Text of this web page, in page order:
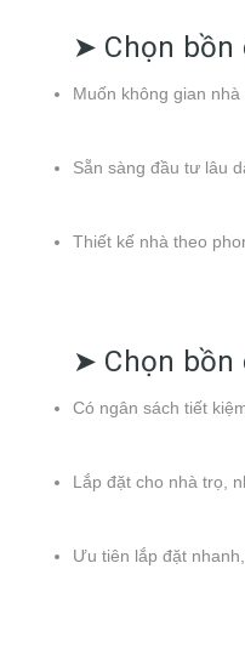
➤ Chọn bồn
Muốn không gian
Sẵn sàng đầu tư lâu
Thiết kế nhà theo
➤ Chọn bồn
Có ngân sách tiết
Lắp đặt cho nhà trọ,
Ưu tiên lắp đặt